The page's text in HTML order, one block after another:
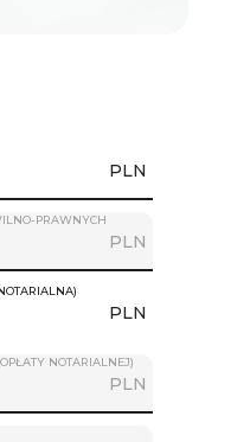
PLN
PRAWNYCH
PLN
PLN
NOTARIALNEJ)
PLN